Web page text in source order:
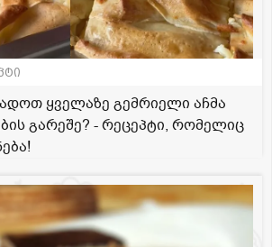
ყველაზე გემრიელი აჩმა
გარეშე? - რეცეპტი, რომელიც